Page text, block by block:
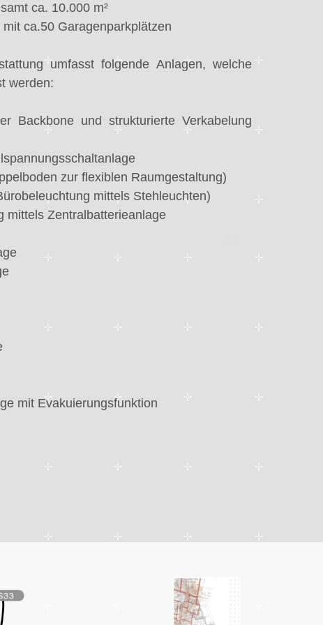
ca. 10.000 m²
ca.50 Garagenparkplätzen
umfasst folgende Anlagen, welche
werden:
Backbone und strukturierte Verkabelung
zur flexiblen Raumgestaltung)
mittels Stehleuchten)
mittels Zentralbatterieanlage
mit Evakuierungsfunktion